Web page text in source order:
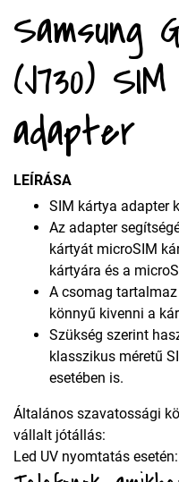
Samsung
(J730)
adapter
LEÍRÁSA
SIM kártya adapter
Az adapter
kártyát microSIM
kártyára és a
A csomag
könnyű kivenni a
Szükség szerint
klasszikus méretű
esetében is.
Általános szavatossági
vállalt jótállás:
Led UV nyomtatás